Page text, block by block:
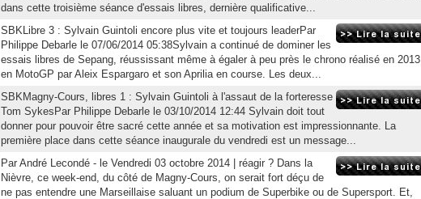
dans cette troisième séance d'essais libres, dernière qualificative...
SBKLibre 3 : Sylvain Guintoli encore plus vite et toujours leaderPar
Philippe Debarle le 07/06/2014 05:38Sylvain a continué de dominer les
essais libres de Sepang, réussissant même à égaler à peu près le chrono réalisé en 2013
en MotoGP par Aleix Espargaro et son Aprilia en course. Les deux...
SBKMagny-Cours, libres 1 : Sylvain Guintoli à l'assaut de la forteresse
Tom SykesPar Philippe Debarle le 03/10/2014 12:44 Sylvain doit tout
donner pour pouvoir être sacré cette année et sa motivation est impressionnante. La
première place dans cette séance inaugurale du vendredi est un message...
Par André Lecondé - le Vendredi 03 octobre 2014 | réagir ? Dans la
Nièvre, ce week-end, du côté de Magny-Cours, on serait fort déçu de
ne pas entendre une Marseillaise saluant un podium de Superbike ou de Supersport. Et,